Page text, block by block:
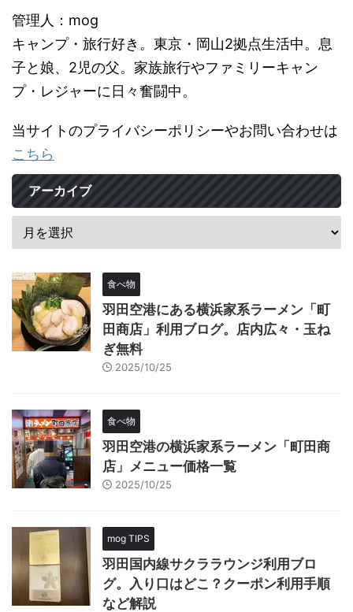
管理人：mog
キャンプ・旅行好き。東京・岡山2拠点生活中。息
子と娘、2児の父。家族旅行やファミリーキャン
プ・レジャーに日々奮闘中。
当サイトのプライバシーポリシーやお問い合わせは
こちら
アーカイブ
食べ物
羽田空港にある横浜家系ラーメン「町
田商店」利用ブログ。店内広々・玉ね
ぎ無料
2025/10/25
食べ物
羽田空港の横浜家系ラーメン「町田商
店」メニュー価格一覧
2025/10/25
mog TIPS
羽田国内線サクララウンジ利用ブロ
グ。入り口はどこ？クーポン利用手順
など解説